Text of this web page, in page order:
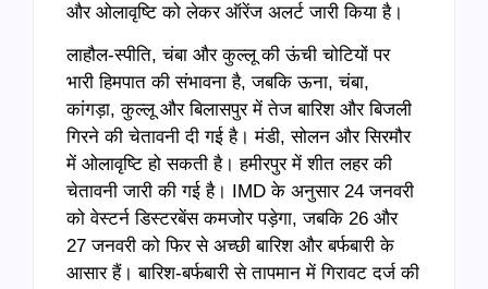
और ओलावृष्टि को लेकर ऑरेंज अलर्ट जारी किया है।
लाहौल-स्पीति, चंबा और कुल्लू की ऊंची चोटियों पर
भारी हिमपात की संभावना है, जबकि ऊना, चंबा,
कांगड़ा, कुल्लू और बिलासपुर में तेज बारिश और बिजली
गिरने की चेतावनी दी गई है। मंडी, सोलन और सिरमौर
में ओलावृष्टि हो सकती है। हमीरपुर में शीत लहर की
चेतावनी जारी की गई है। IMD के अनुसार 24 जनवरी
को वेस्टर्न डिस्टरबेंस कमजोर पड़ेगा, जबकि 26 और
27 जनवरी को फिर से अच्छी बारिश और बर्फबारी के
आसार हैं। बारिश-बर्फबारी से तापमान में गिरावट दर्ज की